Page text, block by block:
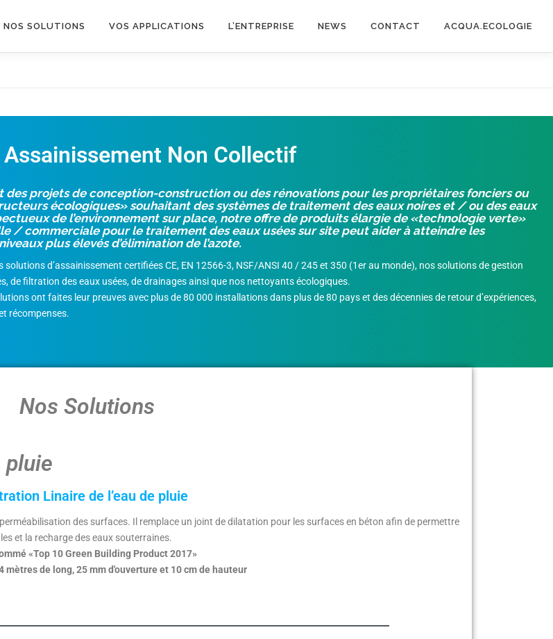
NOS SOLUTIONS VOS APPLICATIONS L’ENTREPRISE NEWS CONTACT ACQUA.ECOLOGIE
Non Collectif
des projets de conception-construction ou des rénovations pour les propriétaires fonciers ou
écologiques» souhaitant des systèmes de traitement des eaux noires et / ou des eaux
de l’environnement sur place, notre offre de produits élargie de «technologie verte»
/ commerciale pour le traitement des eaux usées sur site peut aider à atteindre les
plus élevés d’élimination de l’azote.
solutions d’assainissement certifiées CE, EN 12566-3, NSF/ANSI 40 / 245 et 350 (1er au monde), nos solutions de gestion
de filtration des eaux usées, de drainages ainsi que nos nettoyants écologiques.
ont faites leur preuves avec plus de 80 000 installations dans plus de 80 pays et des décennies de retour d’expériences,
récompenses.
Nos Solutions
pluie
Linaire de l’eau de pluie
des surfaces. Il remplace un joint de dilatation pour les surfaces en béton afin de permettre
et la recharge des eaux souterraines.
«Top 10 Green Building Product 2017»
mètres de long, 25 mm d'ouverture et 10 cm de hauteur